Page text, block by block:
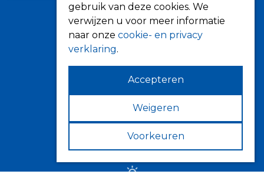
Informatie
Over ons
Tips
Verkooppunten
gebruik van deze cookies. We
verwijzen u voor meer informatie
naar onze cookie- en privacy
verklaring.
Accepteren
Weigeren
Voorkeuren